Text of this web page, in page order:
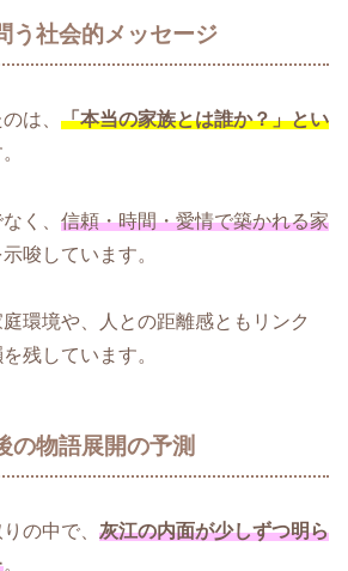
う社会的メッセージ
は、 「本当の家族とは誰か？」とい
く、 信頼・時間・愛情で築かれる家
唆しています。
環境や、人との距離感ともリンク
残しています。
の物語展開の予測
の中で、 灰江の内面が少しずつ明ら
。